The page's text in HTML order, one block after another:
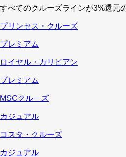
すべてのクルーズラインが3%還元
プリンセス・クルーズ
プレミアム
ロイヤル・カリビアン
プレミアム
MSCクルーズ
カジュアル
コスタ・クルーズ
カジュアル